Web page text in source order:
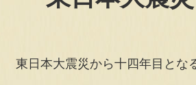
東日本大震災から十四年目とな